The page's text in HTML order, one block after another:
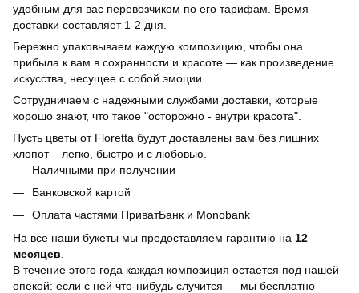
удобным для вас перевозчиком по его тарифам. Время
доставки составляет 1-2 дня.
Бережно упаковываем каждую композицию, чтобы она
прибыла к вам в сохранности и красоте — как произведение
искусства, несущее с собой эмоции.
Сотрудничаем с надежными службами доставки, которые
хорошо знают, что такое "осторожно - внутри красота".
Пусть цветы от Floretta будут доставлены вам без лишних
хлопот – легко, быстро и с любовью.
Наличными при получении
Банковской картой
Оплата частями ПриватБанк и Monobank
На все наши букеты мы предоставляем гарантию на 12
месяцев
В течение этого года каждая композиция остается под нашей
опекой: если с ней что-нибудь случится — мы бесплатно